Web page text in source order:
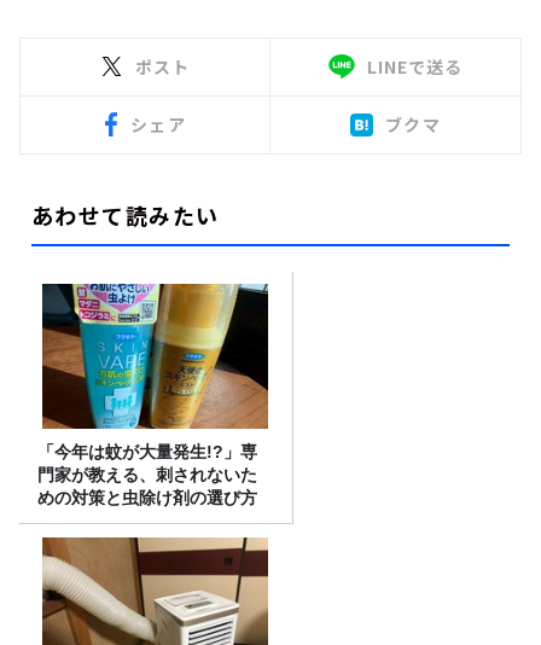
ポスト LINEで送る
シェア ブクマ
あわせて読みたい
「今年は蚊が大量発生!?」専
門家が教える、刺されないた
めの対策と虫除け剤の選び方